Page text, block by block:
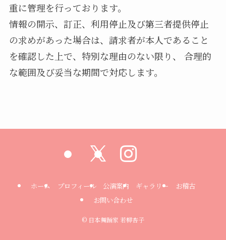
重に管理を行っております。
情報の開示、訂正、利用停止及び第三者提供停止
の求めがあった場合は、請求者が本人であること
を確認した上で、特別な理由のない限り、 合理的
な範囲及び妥当な期間で対応します。
ホーム プロフィール 公演案内 ギャラリー
お稽古
お問い合わせ
© 日本舞踊家 若柳杏子